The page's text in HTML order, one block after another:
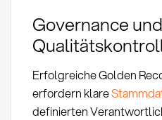
Governance und
Erfolgreiche Golden
erfordern klare
definierten